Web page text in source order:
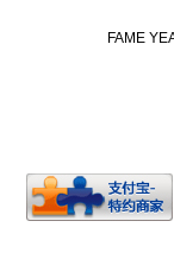
FAME